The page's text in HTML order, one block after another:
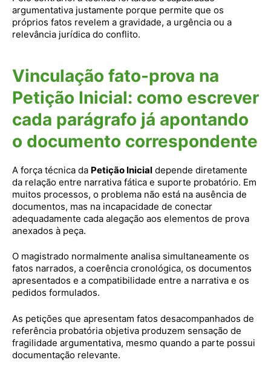
argumentativa justamente porque permite que os
próprios fatos revelem a gravidade, a urgência ou a
relevância jurídica do conflito.
Vinculação fato-prova na
Petição Inicial: como escrever
cada parágrafo já apontando
o documento correspondente
A força técnica da Petição Inicial depende diretamente
da relação entre narrativa fática e suporte probatório. Em
muitos processos, o problema não está na ausência de
documentos, mas na incapacidade de conectar
adequadamente cada alegação aos elementos de prova
anexados à peça.
O magistrado normalmente analisa simultaneamente os
fatos narrados, a coerência cronológica, os documentos
apresentados e a compatibilidade entre a narrativa e os
pedidos formulados.
As petições que apresentam fatos desacompanhados de
referência probatória objetiva produzem sensação de
fragilidade argumentativa, mesmo quando a parte possui
documentação relevante.